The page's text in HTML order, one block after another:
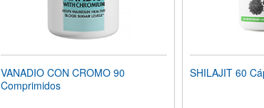
VANADIO CON CROMO 90
Comprimidos
SHILAJIT 60